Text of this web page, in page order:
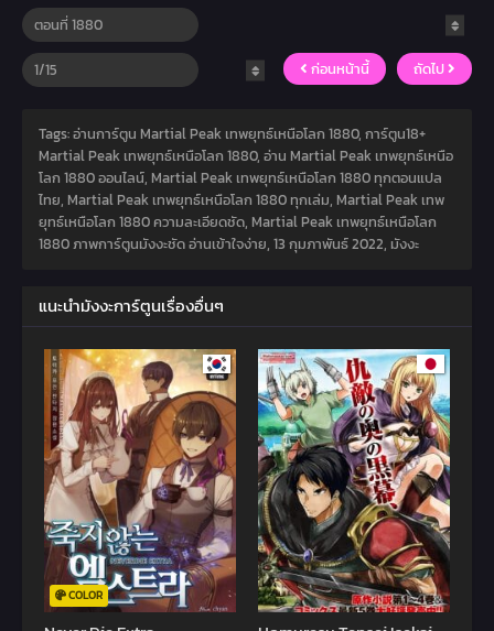
ก่อนหน้านี้ ถัดไป
Tags: อ่านการ์ตูน Martial Peak เทพยุทธ์เหนือโลก 1880, การ์ตูน18+
Martial Peak เทพยุทธ์เหนือโลก 1880, อ่าน Martial Peak เทพยุทธ์เหนือ
โลก 1880 ออนไลน์, Martial Peak เทพยุทธ์เหนือโลก 1880 ทุกตอนแปล
ไทย, Martial Peak เทพยุทธ์เหนือโลก 1880 ทุกเล่ม, Martial Peak เทพ
ยุทธ์เหนือโลก 1880 ความละเอียดชัด, Martial Peak เทพยุทธ์เหนือโลก
1880 ภาพการ์ตูนมังงะชัด อ่านเข้าใจง่าย, 13 กุมภาพันธ์ 2022, มังงะ
แนะนำมังงะการ์ตูนเรื่องอื่นๆ
COLOR